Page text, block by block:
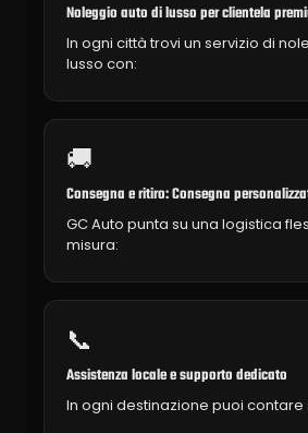
Noleggio auto di lusso per clientela
In ogni città trovi un servizio di
lusso con:
🚚
Consegna e ritiro: Consegna
GC Auto punta su una logistica
misura:
📞
Assistenza locale e supporto dedicato
In ogni destinazione puoi contare